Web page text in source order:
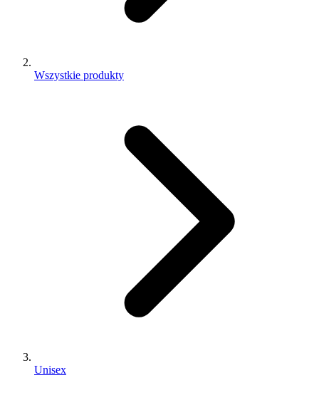
Wszystkie produkty
Unisex